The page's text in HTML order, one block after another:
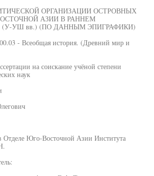
ОРГАНИЗАЦИИ ОСТРОВНЫХ
АЗИИ В РАННЕМ
(У-УШ вв.) (ПО ДАННЫМ ЭПИГРАФИКИ)
- Всеобщая история. (Древний мир и
на соискание учёной степени
наук
Отделе Юго-Восточной Азии Института